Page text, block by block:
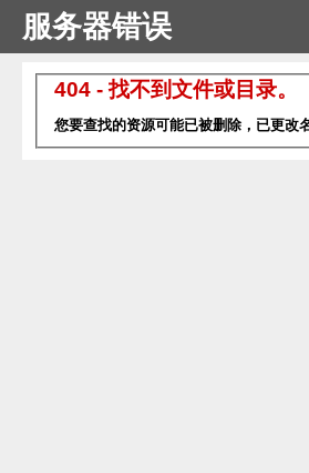
服务器错误
404 - 找不到文件或目录。
您要查找的资源可能已被删除，已更改